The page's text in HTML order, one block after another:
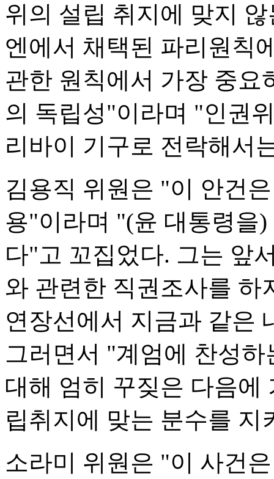
위의 설립 취지에 맞지
엔에서 채택된 파리원칙
관한 원칙에서 가장 중요
의 독립성"이라며 "인권
리바이 기구로 전락해서
김용직 위원은 "이 안건
용"이라며 "(윤 대통령을
다"고 꼬집었다. 그는 앞
와 관련한 직권조사를 하
연장선에서 지금과 같은
그러면서 "계엄에 찬성
대해 엄히 꾸짖은 다음
립취지에 맞는 분수를
소라미 위원은 "이 사건